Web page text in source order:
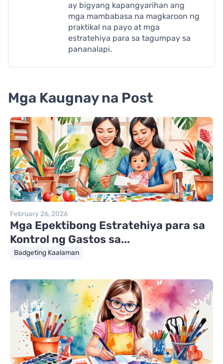
ay bigyang kapangyarihan ang
mga mambabasa na magkaroon ng
praktikal na payo at mga
estratehiya para sa tagumpay sa
pananalapi.
Mga Kaugnay na Post
February 26, 2026
Mga Epektibong Estratehiya para sa
Kontrol ng Gastos sa...
Badgeting Kaalaman